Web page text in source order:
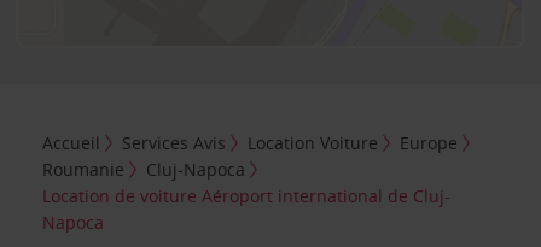
Accueil Services Avis Location Voiture
Europe
Roumanie
Cluj-Napoca
Location de voiture Aéroport international de Cluj-
Napoca